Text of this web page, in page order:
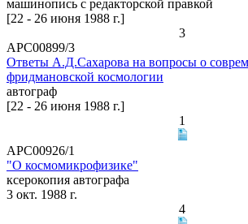
машинопись с редакторской правкой
[22 - 26 июня 1988 г.]
3
АРС00899/3
Ответы А.Д.Сахарова на вопросы о
фридмановской космологии
автограф
[22 - 26 июня 1988 г.]
1
АРС00926/1
"О космомикрофизике"
ксерокопия автографа
3 окт. 1988 г.
4